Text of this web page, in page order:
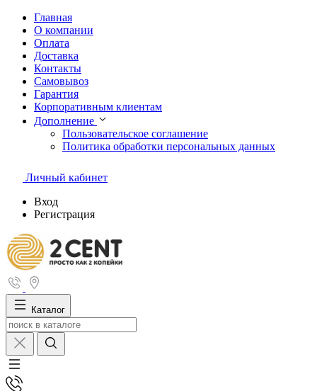
Главная
О компании
Оплата
Доставка
Контакты
Самовывоз
Гарантия
Корпоративным клиентам
Дополнение
Пользовательское соглашение
Политика обработки персональных данных
Личный кабинет
Вход
Регистрация
Каталог